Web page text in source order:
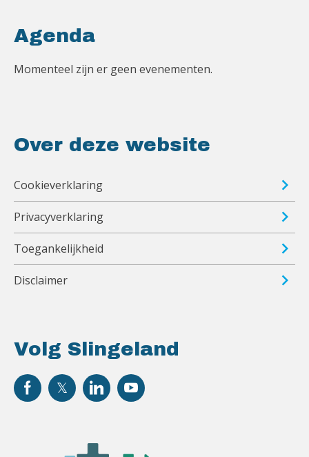
Volg Slingeland
Agenda
Momenteel zijn er geen evenementen.
Over deze website
Cookieverklaring
Privacyverklaring
Toegankelijkheid
Disclaimer